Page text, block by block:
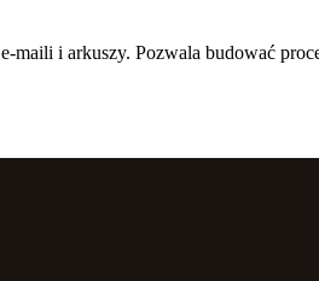
i arkuszy. Pozwala budować